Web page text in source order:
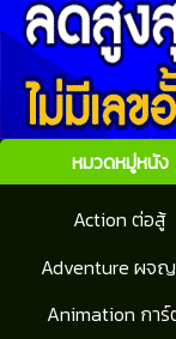
หมวดหมู่หนัง
Action ต่อสู้
Adventure ผจ
Animation การ์